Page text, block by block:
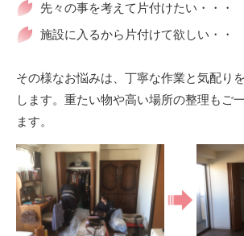
先々の事を考えて片付けたい・・・
施設に入るから片付けて欲しい・・
その様なお悩みは、丁寧な作業と気配り
します。重たい物や高い場所の整理もご
ます。